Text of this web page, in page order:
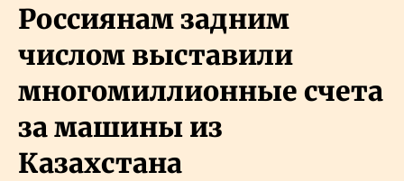
Россиянам задним
числом выставили
многомиллионные счета
за машины из
Казахстана